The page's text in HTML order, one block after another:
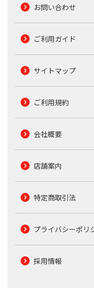
お問い合わせ
ご利用ガイド
サイトマップ
ご利用規約
会社概要
店舗案内
特定商取引法
プライバシーポリ
採用情報